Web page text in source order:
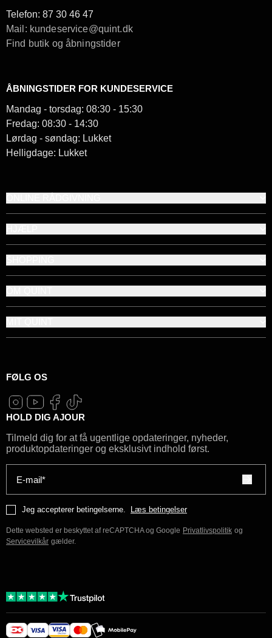
Telefon: 87 30 46 47
Mail: kundeservice@quint.dk
Find butik og åbningstider
ÅBNINGSTIDER FOR KUNDESERVICE
Mandag - torsdag: 08:30 - 15:30
Fredag: 08:30 - 14:30
Lørdag - søndag: Lukket
Helligdage: Lukket
FØLG OS
HOLD DIG AJOUR
Tilmeld dig for at få ugentlige opdateringer, nyheder,
produktopdateringer og eksklusivt indhold først.
E-mail*
Jeg accepterer betingelserne. Læs betingelser
Dette websted er beskyttet af reCAPTCHA og Google Privatlivspolitik og
Servicevilkår gælder.